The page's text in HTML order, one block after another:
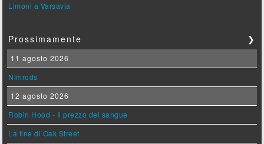
Limoni a Varsavia
Prossimamente ❯
11 agosto 2026
Nimrods
12 agosto 2026
Robin Hood - Il prezzo del sangue
La fine di Oak Street